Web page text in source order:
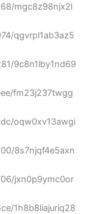
mgc8z98njx2l
qgvrpl1ab3az5
9c8n1lby1nd69
fm23j237twgg
oqw0xv13awgi
8s7njqf4e5axn
jxn0p9ymc0or
1h8b8liajuriq28